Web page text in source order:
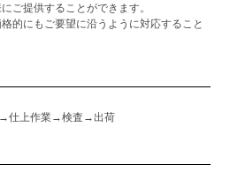
ご提供することができます。
的にもご要望に沿うように対応すること
仕上作業→検査→出荷